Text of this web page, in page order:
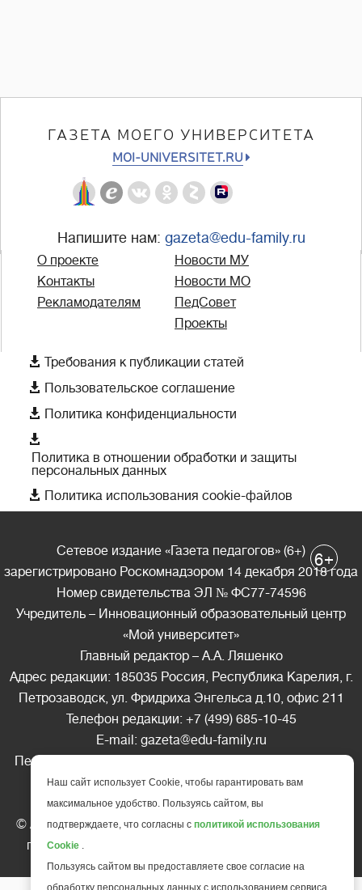
ГАЗЕТА МОЕГО УНИВЕРСИТЕТА
MOI-UNIVERSITET.RU
Напишите нам: gazeta@edu-family.ru
О проекте
Контакты
Рекламодателям
Новости МУ
Новости МО
ПедСовет
Проекты
 Требования к публикации статей
 Пользовательское соглашение
 Политика конфиденциальности

Политика в отношении обработки и защиты
персональных данных
 Политика использования cookie-файлов
Сетевое издание «Газета педагогов» (6+)
зарегистрировано Роскомнадзором 14 декабря 2018 года
Номер свидетельства ЭЛ № ФС77-74596
Учредитель – Инновационный образовательный центр
«Мой университет»
Главный редактор – А.А. Ляшенко
Адрес редакции: 185035 Россия, Республика Карелия, г.
Петрозаводск, ул. Фридриха Энгельса д.10, офис 211
Телефон редакции: +7 (499) 685-10-45
E-mail: gazeta@edu-family.ru
Перепечатка материалов газеты допускается только c
письменного разрешения редакции
Ссылка на «Газету педагогов» обязательна.
© АНО ДПО "Инновационный образовательный центр
повышения квалификации и переподготовки "
университет", 2025
6+
Наш сайт использует Cookie, чтобы гарантировать вам
максимальное удобство. Пользуясь сайтом, вы
подтверждаете, что согласны с политикой использования
Cookie .
Пользуясь сайтом вы предоставляете свое согласие на
обработку персональных данных с использованием сервиса